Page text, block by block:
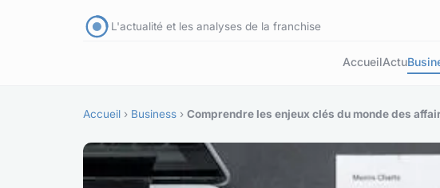
L'actualité et les analyses de la franchise
AccueilActu
Accueil › Business › Comprendre les enjeux clés du monde des